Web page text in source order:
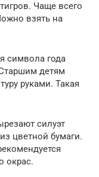
Чаще всего
взять на
символа года
детям
руками. Такая
силуэт
цветной бумаги.
окрас.